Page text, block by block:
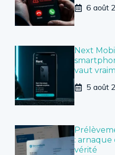
6 août
Next
vaut
5 août
: arnaque
vérité